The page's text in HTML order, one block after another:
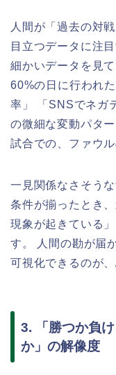
人間が「過去の対
目立つデータに注
細かいデータを見
60%の日に行われ
率」 「SNSでネガ
の微細な変動パタ
試合での、ファウル
一見関係なさそう
条件が揃ったとき
現象が起きている
す。 人間の勘が届
可視化できるのが
3. 「勝つか負
か」の解像度